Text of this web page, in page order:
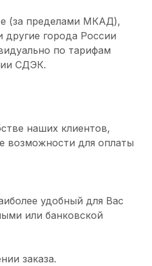
(за пределами МКАД),
другие города России
по тарифам
СДЭК.
наших клиентов,
возможности для оплаты
удобный для Вас
или банковской
заказа.